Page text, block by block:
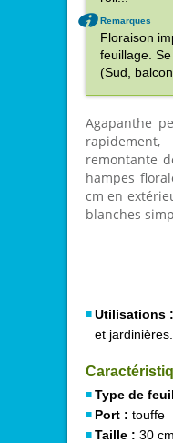
Remarques
Floraison
feuillage.
(Sud,
Agapanthe
remontante
hampes
cm en
blanches
Utilisations :
et jardinières.
Type de
Port : touffe
Taille : 30